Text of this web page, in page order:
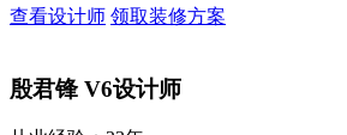
查看设计师 领取装修方案
殷君锋 V6设计师